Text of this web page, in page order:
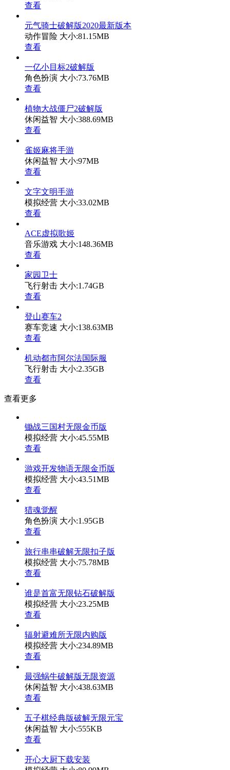
查看
元气骑士破解版2020最新版本
动作冒险 大小:81.15MB
查看
一亿小目标2破解版
角色扮演 大小:73.76MB
查看
植物大战僵尸2破解版
休闲益智 大小:388.69MB
查看
雀姬麻将手游
休闲益智 大小:97MB
查看
文字文明手游
模拟经营 大小:33.02MB
查看
ACE虚拟歌姬
音乐游戏 大小:148.36MB
查看
家园卫士
飞行射击 大小:1.74GB
查看
登山赛车2
赛车竞速 大小:138.63MB
查看
机动都市阿尔法国际服
飞行射击 大小:2.35GB
查看
查看更多
锄战三国村无限金币版
模拟经营 大小:45.55MB
查看
游戏开发物语无限金币版
模拟经营 大小:43.51MB
查看
猎魂觉醒
角色扮演 大小:1.95GB
查看
旅行串串破解无限扣子版
模拟经营 大小:75.78MB
查看
谁是首富无限钻石破解版
模拟经营 大小:23.25MB
查看
辐射避难所无限内购版
模拟经营 大小:234.89MB
查看
最强蜗牛破解版无限资源
休闲益智 大小:438.63MB
查看
五子棋经典版破解无限元宝
休闲益智 大小:555KB
查看
开心大厨下载安装